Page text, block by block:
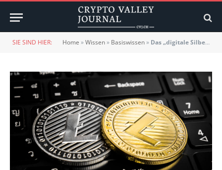
SIE SIND HIER: Home »Wissen» Basiswissen» Das „digitale Silber“ Litecoin: eine übersehene Alternative